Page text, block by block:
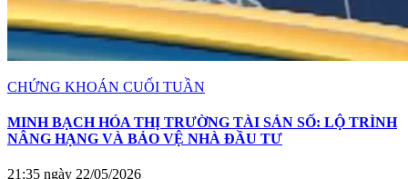
CHỨNG KHOÁN CUỐI TUẦN
MINH BẠCH HÓA THỊ TRƯỜNG TÀI SẢN SỐ: LỘ TRÌNH
NÂNG HẠNG VÀ BẢO VỆ NHÀ ĐẦU TƯ
21:35 ngày 22/05/2026